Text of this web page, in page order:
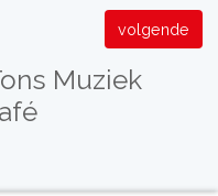
volgende
Muziek